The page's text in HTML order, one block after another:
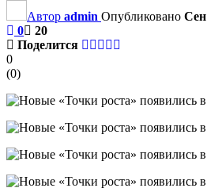
Автор admin Опубликовано Сен
0
20
Поделится
0
(0)